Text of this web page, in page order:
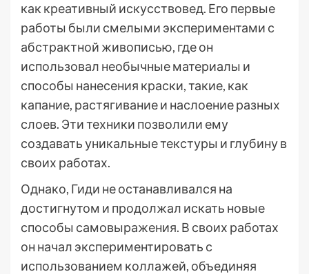
как креативный искусствовед. Его первые
работы были смелыми экспериментами с
абстрактной живописью, где он
использовал необычные материалы и
способы нанесения краски, такие, как
капание, растягивание и наслоение разных
слоев. Эти техники позволили ему
создавать уникальные текстуры и глубину в
своих работах.
Однако, Гиди не останавливался на
достигнутом и продолжал искать новые
способы самовыражения. В своих работах
он начал экспериментировать с
использованием коллажей, объединяя